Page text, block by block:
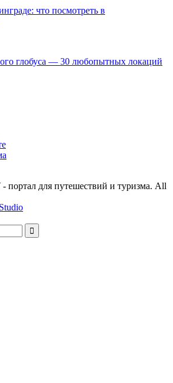
что посмотреть в
глобуса — 30 любопытных локаций
для путешествий и туризма. All